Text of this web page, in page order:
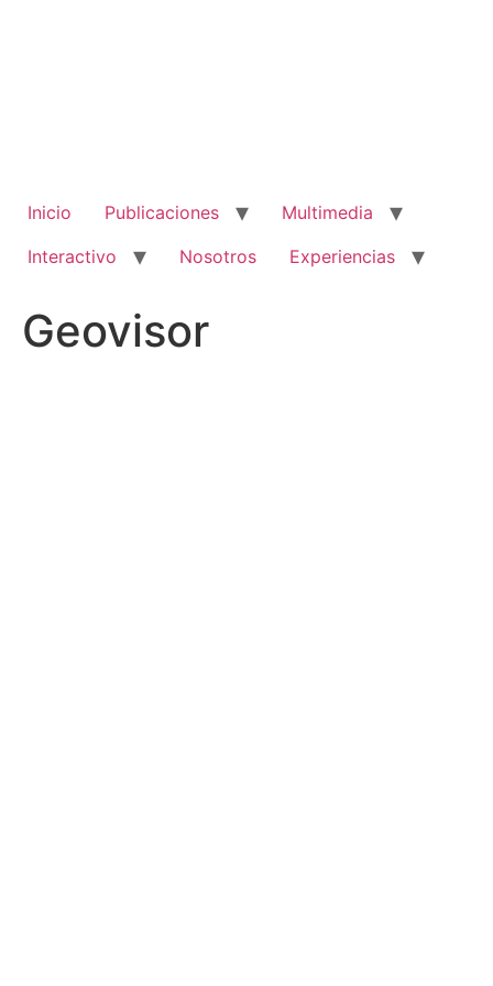
Inicio Publicaciones
Multimedia
Interactivo
Nosotros Experiencias
Geovisor